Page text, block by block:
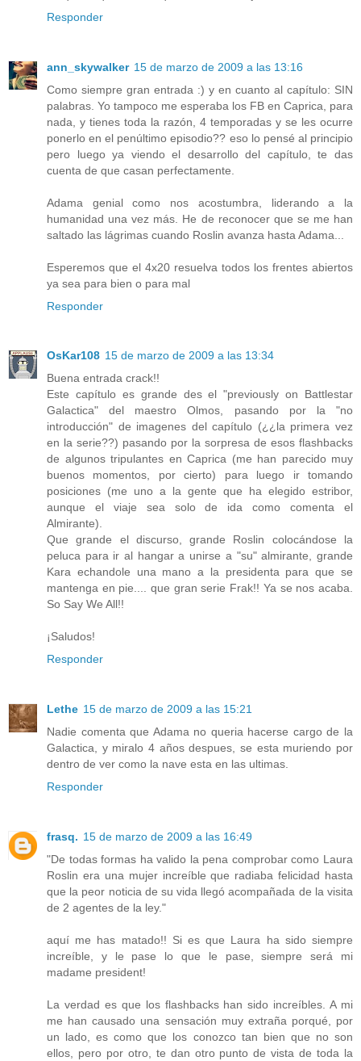
Responder
ann_skywalker 15 de marzo de 2009 a las 13:16
Como siempre gran entrada :) y en cuanto al capítulo: SIN
palabras. Yo tampoco me esperaba los FB en Caprica, para
nada, y tienes toda la razón, 4 temporadas y se les ocurre
ponerlo en el penúltimo episodio?? eso lo pensé al principio
pero luego ya viendo el desarrollo del capítulo, te das
cuenta de que casan perfectamente.
Adama genial como nos acostumbra, liderando a la
humanidad una vez más. He de reconocer que se me han
saltado las lágrimas cuando Roslin avanza hasta Adama...
Esperemos que el 4x20 resuelva todos los frentes abiertos
ya sea para bien o para mal
Responder
OsKar108 15 de marzo de 2009 a las 13:34
Buena entrada crack!!
Este capítulo es grande des el "previously on Battlestar
Galactica" del maestro Olmos, pasando por la "no
introducción" de imagenes del capítulo (¿¿la primera vez
en la serie??) pasando por la sorpresa de esos flashbacks
de algunos tripulantes en Caprica (me han parecido muy
buenos momentos, por cierto) para luego ir tomando
posiciones (me uno a la gente que ha elegido estribor,
aunque el viaje sea solo de ida como comenta el
Almirante).
Que grande el discurso, grande Roslin colocándose la
peluca para ir al hangar a unirse a "su" almirante, grande
Kara echandole una mano a la presidenta para que se
mantenga en pie.... que gran serie Frak!! Ya se nos acaba.
So Say We All!!
¡Saludos!
Responder
Lethe 15 de marzo de 2009 a las 15:21
Nadie comenta que Adama no queria hacerse cargo de la
Galactica, y miralo 4 años despues, se esta muriendo por
dentro de ver como la nave esta en las ultimas.
Responder
frasq. 15 de marzo de 2009 a las 16:49
"De todas formas ha valido la pena comprobar como Laura
Roslin era una mujer increíble que radiaba felicidad hasta
que la peor noticia de su vida llegó acompañada de la visita
de 2 agentes de la ley."
aquí me has matado!! Si es que Laura ha sido siempre
increíble, y le pase lo que le pase, siempre será mi
madame president!
La verdad es que los flashbacks han sido increíbles. A mi
me han causado una sensación muy extraña porqué, por
un lado, es como que los conozco tan bien que no son
ellos, pero por otro, te dan otro punto de vista de toda la